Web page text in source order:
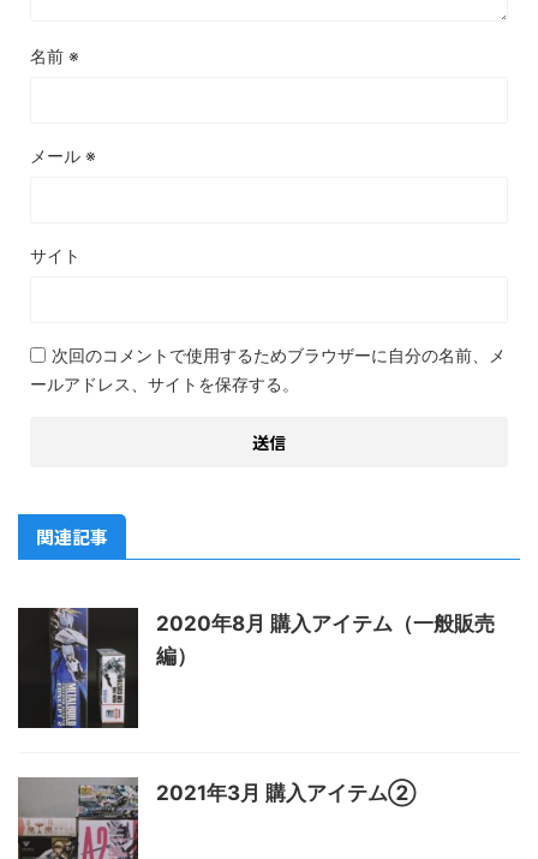
名前 ※
メール ※
サイト
次回のコメントで使用するためブラウザーに自分の名前、メ
ールアドレス、サイトを保存する。
関連記事
2020年8月 購入アイテム（一般販売
編）
2021年3月 購入アイテム②